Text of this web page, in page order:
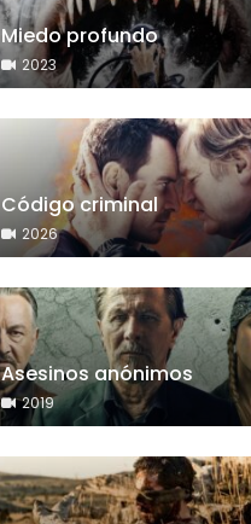
Miedo profundo
2023
Código criminal
2026
Asesinos anónimos
2019